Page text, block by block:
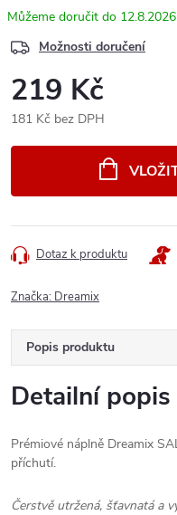
12.8.2026
Možnosti doručení
219 Kč
181 Kč bez DPH
Dotaz k produktu
Značka: Dreamix
Popis produktu
Detailní
Prémiové náplně Dreamix
příchutí.
Čerstvě utržená, šťavnatá a